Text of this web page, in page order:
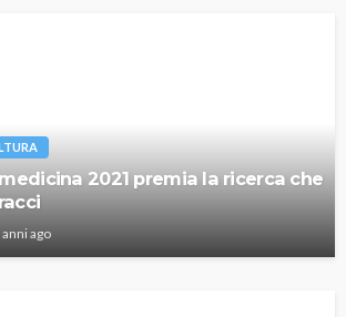
2021 premia la ricerca che
anni ago